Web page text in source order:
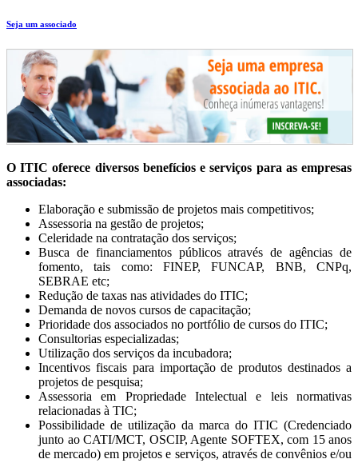
Seja um associado
O ITIC oferece diversos benefícios e serviços para as empresas
associadas:
Elaboração e submissão de projetos mais competitivos;
Assessoria na gestão de projetos;
Celeridade na contratação dos serviços;
Busca de financiamentos públicos através de agências de
fomento, tais como: FINEP, FUNCAP, BNB, CNPq,
SEBRAE etc;
Redução de taxas nas atividades do ITIC;
Demanda de novos cursos de capacitação;
Prioridade dos associados no portfólio de cursos do ITIC;
Consultorias especializadas;
Utilização dos serviços da incubadora;
Incentivos fiscais para importação de produtos destinados a
projetos de pesquisa;
Assessoria em Propriedade Intelectual e leis normativas
relacionadas à TIC;
Possibilidade de utilização da marca do ITIC (Credenciado
junto ao CATI/MCT, OSCIP, Agente SOFTEX, com 15 anos
de mercado) em projetos e serviços, através de convênios e/ou